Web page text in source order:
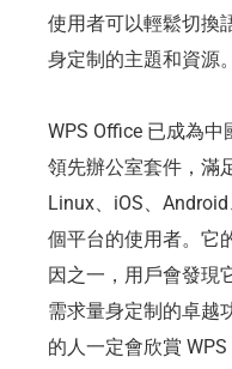
使用者可以輕鬆切換
身定制的主題和資源。
WPS Office 已成為
領先辦公室套件，滿
Linux、iOS、
個平台的使用者。它
因之一，用戶會發現
需求量身定制的卓越
的人一定會欣賞